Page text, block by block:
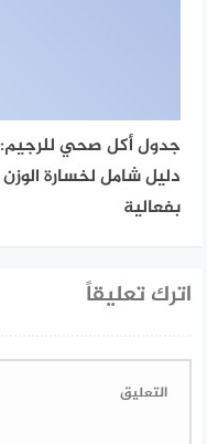
جدول أكل صحي للرجيم:
دليل شامل لخسارة الوزن
بفعالية
اترك تعليقاً